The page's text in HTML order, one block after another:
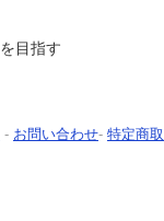
を目指す
- お問い合わせ- 特定商